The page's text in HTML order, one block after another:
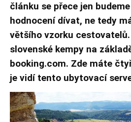
článku se přece jen
hodnocení dívat, ne tedy
většího vzorku
slovenské kempy na
booking.com. Zde máte
je vidí tento ubytovací